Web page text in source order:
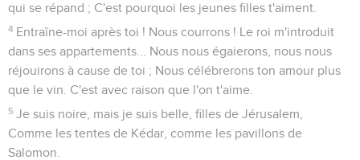
qui se répand ; C'est pourquoi les jeunes filles t'aiment.
4 Entraîne-moi après toi ! Nous courrons ! Le roi m'introduit
dans ses appartements... Nous nous égaierons, nous nous
réjouirons à cause de toi ; Nous célébrerons ton amour plus
que le vin. C'est avec raison que l'on t'aime.
5 Je suis noire, mais je suis belle, filles de Jérusalem,
Comme les tentes de Kédar, comme les pavillons de
Salomon.